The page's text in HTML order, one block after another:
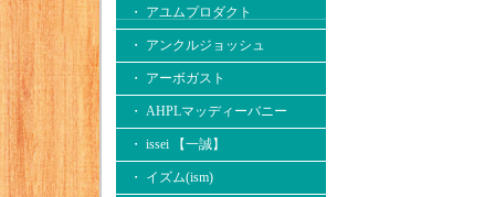
・ アユムプロダクト
・ アンクルジョッシュ
・ アーボガスト
・ AHPLマッディーバニー
・ issei 【一誠】
・ イズム(ism)